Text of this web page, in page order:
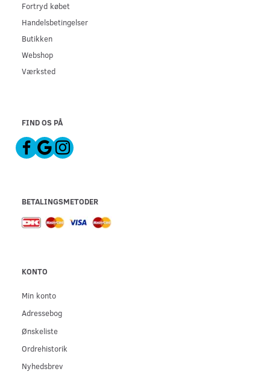
Fortryd købet
Handelsbetingelser
Butikken
Webshop
Værksted
FIND OS PÅ
BETALINGSMETODER
KONTO
Min konto
Adressebog
Ønskeliste
Ordrehistorik
Nyhedsbrev